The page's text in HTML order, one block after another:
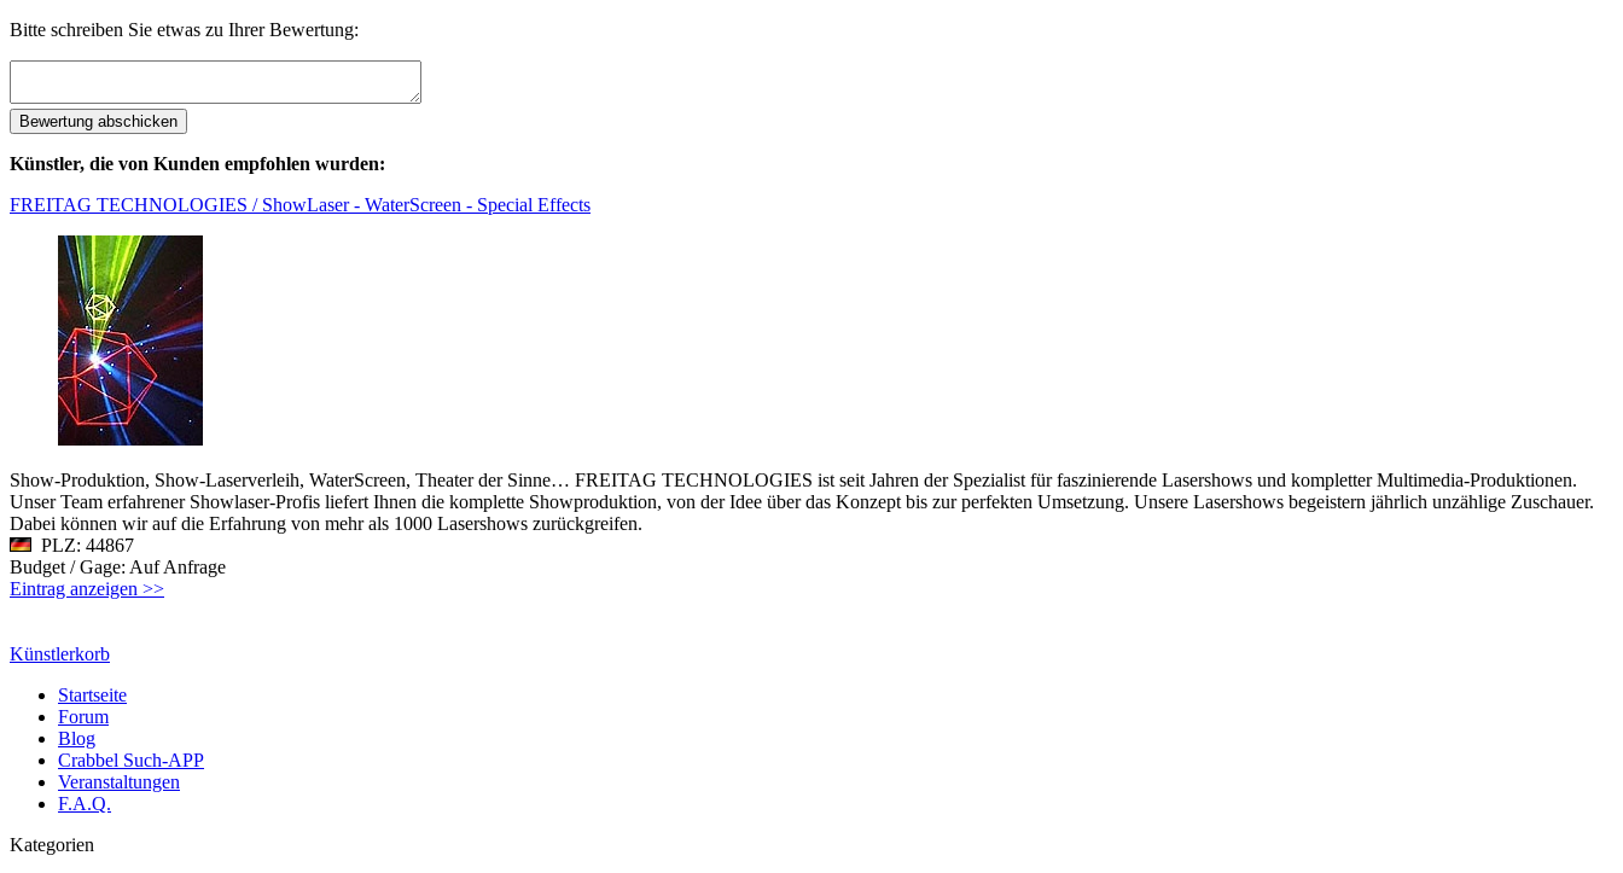
Bitte schreiben Sie etwas zu Ihrer Bewertung:
Künstler, die von Kunden empfohlen wurden:
FREITAG TECHNOLOGIES / ShowLaser - WaterScreen - Special Effects
Show-Produktion, Show-Laserverleih, WaterScreen, Theater der Sinne… FREITAG TECHNOLOGIES ist seit Jahren der Spezialist für faszinierende Lasershows und kompletter Multimedia-Produktionen.
Unser Team erfahrener Showlaser-Profis liefert Ihnen die komplette Showproduktion, von der Idee über das Konzept bis zur perfekten Umsetzung. Unsere Lasershows begeistern jährlich unzählige Zuschauer.
Dabei können wir auf die Erfahrung von mehr als 1000 Lasershows zurückgreifen.
PLZ: 44867
Budget / Gage: Auf Anfrage
Eintrag anzeigen >>
Künstlerkorb
Startseite
Forum
Blog
Crabbel Such-APP
Veranstaltungen
F.A.Q.
Kategorien